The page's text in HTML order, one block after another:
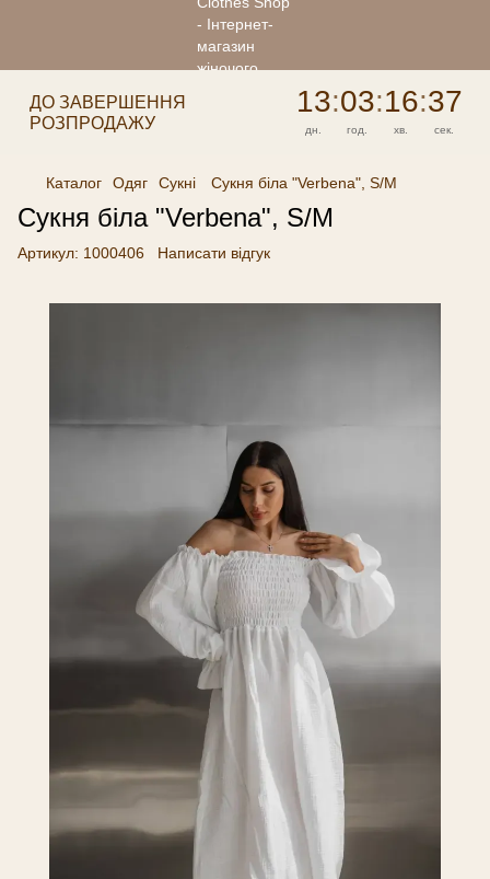
ДО ЗАВЕРШЕННЯ
РОЗПРОДАЖУ
13:03:16:37
дн. год. хв. сек.
Каталог Одяг Сукні Сукня біла "Verbena", S/M
Сукня біла "Verbena", S/M
Артикул: 1000406 Написати відгук